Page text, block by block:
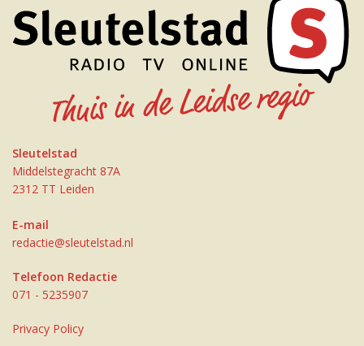
Sleutelstad
Middelstegracht 87A
2312 TT Leiden
E-mail
redactie@sleutelstad.nl
Telefoon Redactie
071 - 5235907
Privacy Policy